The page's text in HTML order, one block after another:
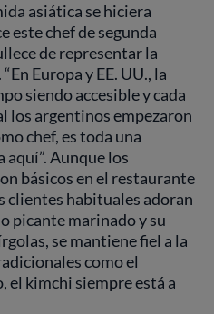
asiática se hiciera
este chef de segunda
de representar la
Europa y EE. UU., la
siendo accesible y cada
los argentinos empezaron
chef, es toda una
Aunque los
básicos en el restaurante
clientes habituales adoran
picante marinado y su
se mantiene fiel a la
como el
el kimchi siempre está a